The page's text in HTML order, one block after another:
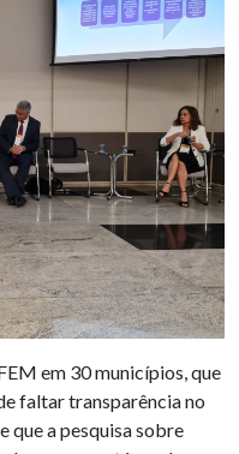
em 30 municípios, que
faltar transparência no
que a pesquisa sobre